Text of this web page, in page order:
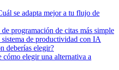
se adapta mejor a tu flujo de
programación de citas más simple
de productividad con IA
deberías elegir?
elegir una alternativa a